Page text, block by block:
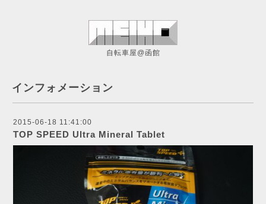
自転車屋@函館
インフォメーション
2015-06-18 11:41:00
TOP SPEED Ultra Mineral Tablet